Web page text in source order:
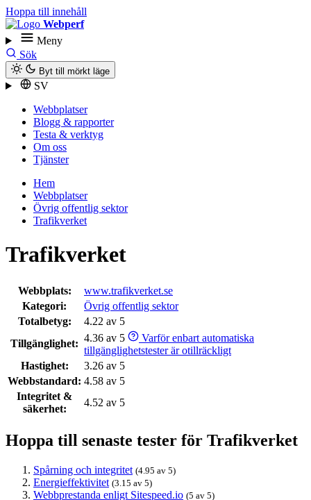
Hoppa till innehåll
Webperf
Meny
Sök
Byt till mörkt läge
SV
Webbplatser
Blogg & rapporter
Testa & verktyg
Om oss
Tjänster
Hem
Webbplatser
Övrig offentlig sektor
Trafikverket
Trafikverket
Webbplats:
www.trafikverket.se
Kategori:
Övrig offentlig sektor
Totalbetyg:
4.22 av 5
Tillgänglighet: 4.36 av 5
Varför enbart automatiska
tillgänglighetstester är otillräckligt
Hastighet:
3.26 av 5
Webbstandard: 4.58 av 5
Integritet &
säkerhet:
4.52 av 5
Hoppa till senaste tester för Trafikverket
Spårning och integritet (4.95 av 5)
Energieffektivitet (3.15 av 5)
Webbprestanda enligt Sitespeed.io (5 av 5)